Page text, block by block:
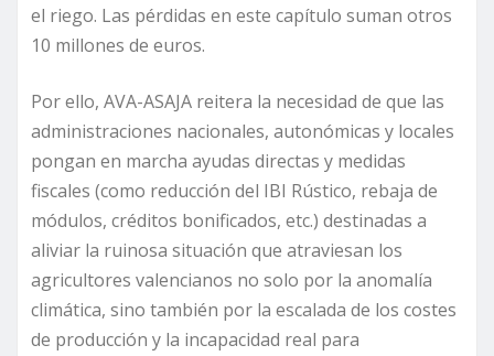
el riego. Las pérdidas en este capítulo suman otros
10 millones de euros.
Por ello, AVA-ASAJA reitera la necesidad de que las
administraciones nacionales, autonómicas y locales
pongan en marcha ayudas directas y medidas
fiscales (como reducción del IBI Rústico, rebaja de
módulos, créditos bonificados, etc.) destinadas a
aliviar la ruinosa situación que atraviesan los
agricultores valencianos no solo por la anomalía
climática, sino también por la escalada de los costes
de producción y la incapacidad real para